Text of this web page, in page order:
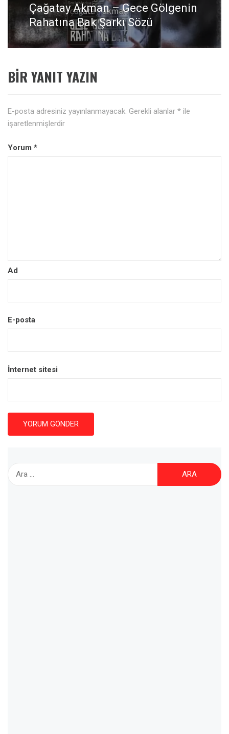
Sonraki
Gönderi:
Çağatay Akman – Gece Gölgenin
Rahatına Bak Şarkı Sözü
BIR YANIT YAZIN
E-posta adresiniz yayınlanmayacak. Gerekli alanlar * ile
işaretlenmişlerdir
Yorum *
Ad
E-posta
İnternet sitesi